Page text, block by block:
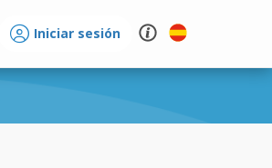
Iniciar sesión